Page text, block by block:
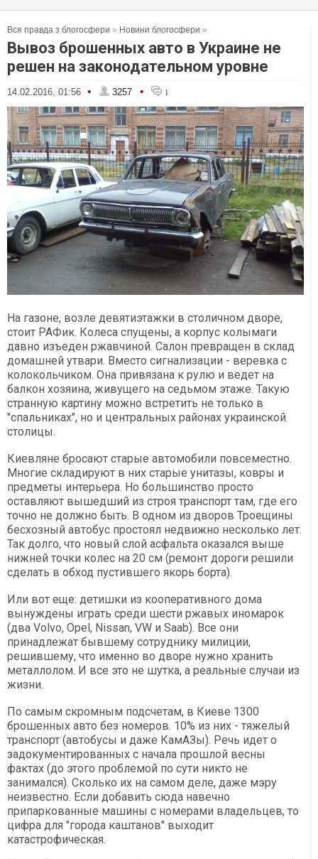
Вся правда з блогосфери » Новини блогосфери »
Вывоз брошенных авто в Украине не
решен на законодательном уровне
14.02.2016, 01:56 • 3257 • 1
На газоне, возле девятиэтажки в столичном дворе,
стоит РАФик. Колеса спущены, а корпус колымаги
давно изъеден ржавчиной. Салон превращен в склад
домашней утвари. Вместо сигнализации - веревка с
колокольчиком. Она привязана к рулю и ведет на
балкон хозяина, живущего на седьмом этаже. Такую
странную картину можно встретить не только в
"спальниках", но и центральных районах украинской
столицы.
Киевляне бросают старые автомобили повсеместно.
Многие складируют в них старые унитазы, ковры и
предметы интерьера. Но большинство просто
оставляют вышедший из строя транспорт там, где его
точно не должно быть. В одном из дворов Троещины
бесхозный автобус простоял недвижно несколько лет.
Так долго, что новый слой асфальта оказался выше
нижней точки колес на 20 см (ремонт дороги решили
сделать в обход пустившего якорь борта).
Или вот еще: детишки из кооперативного дома
вынуждены играть среди шести ржавых иномарок
(два Volvo, Opel, Nissan, VW и Saab). Все они
принадлежат бывшему сотруднику милиции,
решившему, что именно во дворе нужно хранить
металлолом. И все это не шутка, а реальные случаи из
жизни.
По самым скромным подсчетам, в Киеве 1300
брошенных авто без номеров. 10% из них - тяжелый
транспорт (автобусы и даже КамАЗы). Речь идет о
задокументированных с начала прошлой весны
фактах (до этого проблемой по сути никто не
занимался). Сколько их на самом деле, даже мэру
неизвестно. Если добавить сюда навечно
припаркованные машины с номерами владельцев, то
цифра для "города каштанов" выходит
катастрофическая.